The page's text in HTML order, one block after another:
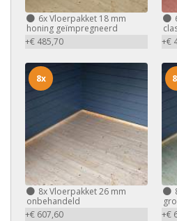
6xVloerpakket 18 mm
honing geïmpregneerd
+€ 485,70
+€
8xVloerpakket 26 mm
onbehandeld
+€ 607,60
8x
+€